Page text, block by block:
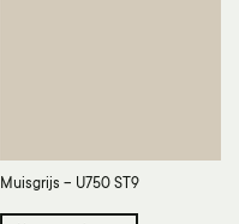
Muisgrijs – U750 ST9